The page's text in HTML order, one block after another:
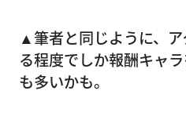
▲筆者と同じように、
る程度でしか報酬キャ
も多いかも。